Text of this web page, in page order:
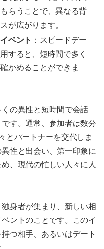
らうことで、異なる背
が広がります。
ベント ：スピードデー
すると、短時間で多く
かめることができま
くの異性と短時間で会話
す。通常、参加者は数分
とパートナーを交代しま
性と出会い、第一印象に
、現代の忙しい人々に人
独身者が集まり、新しい相
ントのことです。このイ
つ相手、あるいはデート